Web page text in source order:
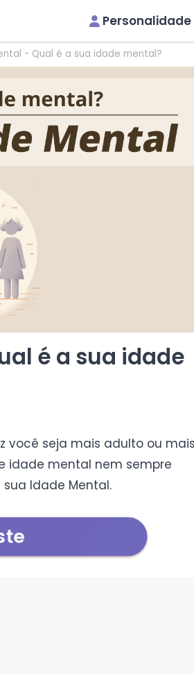
Personalidade
- Qual é a sua idade mental?
é a sua idade
você seja mais adulto ou mais
idade mental nem sempre
Idade Mental.